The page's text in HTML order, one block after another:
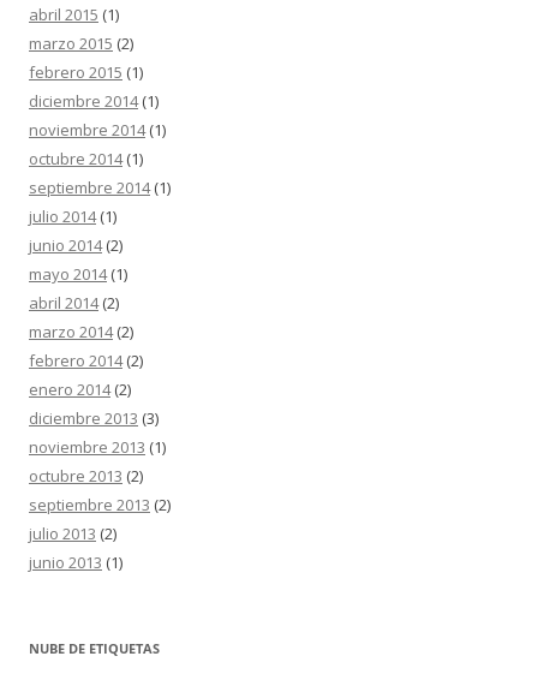
abril 2015 (1)
marzo 2015 (2)
febrero 2015 (1)
diciembre 2014(1)
noviembre 2014(1)
octubre 2014(1)
septiembre 2014(1)
julio 2014(1)
junio 2014(2)
mayo 2014(1)
abril 2014(2)
marzo 2014(2)
febrero 2014(2)
enero 2014(2)
diciembre 2013 (3)
noviembre 2013 (1)
octubre 2013 (2)
septiembre 2013 (2)
julio 2013 (2)
junio 2013 (1)
NUBE DE ETIQUETAS